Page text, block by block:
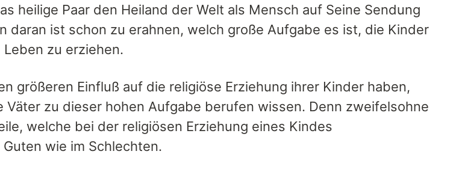
heilige Paar den Heiland der Welt als Mensch auf Seine Sendung
daran ist schon zu erahnen, welch große Aufgabe es ist, die Kinder
zu erziehen.
größeren Einfluß auf die religiöse Erziehung ihrer Kinder haben,
Väter zu dieser hohen Aufgabe berufen wissen. Denn zweifelsohne
welche bei der religiösen Erziehung eines Kindes
wie im Schlechten.